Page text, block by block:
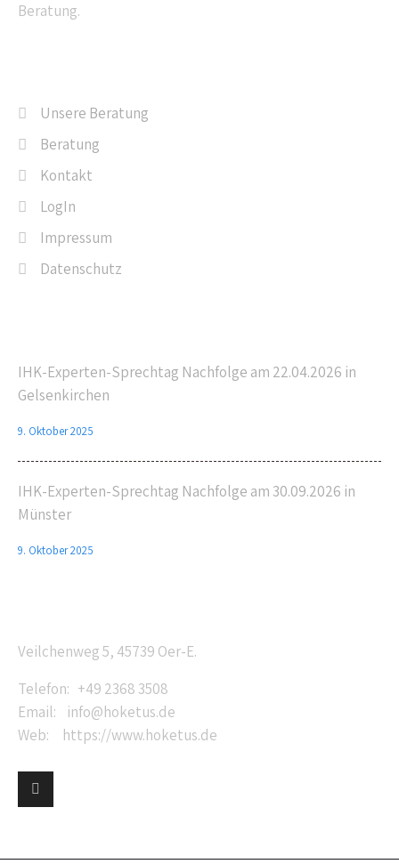
Beratung.
Unsere Beratung
Beratung
Kontakt
LogIn
Impressum
Datenschutz
IHK-Experten-Sprechtag Nachfolge am 22.04.2026 in
Gelsenkirchen
9. Oktober 2025
IHK-Experten-Sprechtag Nachfolge am 30.09.2026 in
Münster
9. Oktober 2025
Veilchenweg 5, 45739 Oer-E.
Telefon: +49 2368 3508
Email: info@hoketus.de
Web: https://www.hoketus.de